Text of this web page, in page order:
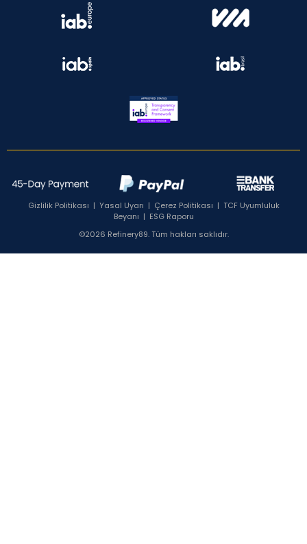
Gizlilik Politikası | Yasal Uyarı | Çerez Politikası | TCF Uyumluluk
Beyanı | ESG Raporu
©2026 Refinery89. Tüm hakları saklıdır.